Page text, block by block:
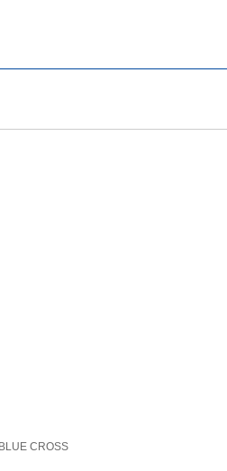
CROSS